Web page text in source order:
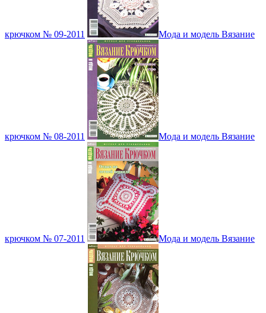
крючком № 09-2011 Мода и модель Вязание
крючком № 08-2011 Мода и модель Вязание
крючком № 07-2011 Мода и модель Вязание